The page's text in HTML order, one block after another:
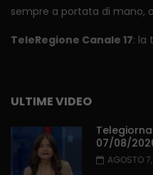
sempre a portata di mano,
TeleRegione Canale 17: la
ULTIME VIDEO
07/08/
AGOSTO